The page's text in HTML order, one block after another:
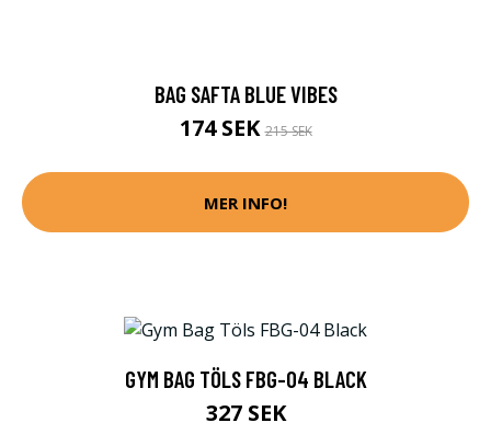
BAG SAFTA BLUE VIBES
174 SEK215 SEK
MER INFO!
GYM BAG TÖLS FBG-04 BLACK
327 SEK